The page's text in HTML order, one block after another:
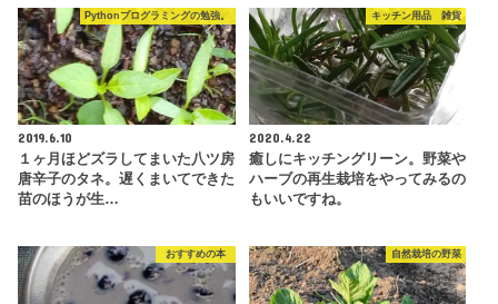
Pythonプログラミングの勉強。
2019.6.10
１ヶ月ほどズラしてまいた八ツ房
唐辛子のタネ。遅くまいてできた
苗のほうが生…
キッチン用品 雑貨
2020.4.22
癒しにキッチングリーン。野菜や
ハーブの再生栽培をやってみるの
もいいですね。
おすすめの本 自然栽培の野菜